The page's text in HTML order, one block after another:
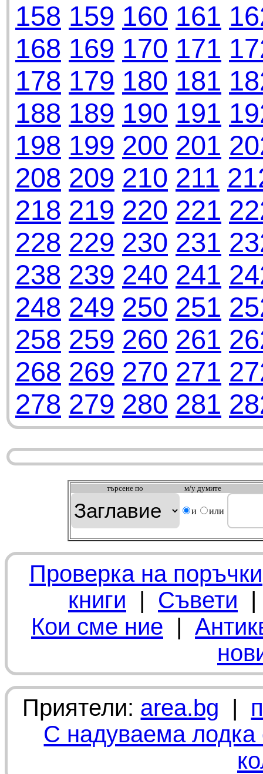
158 159 160 161
168 169 170 171
178 179 180 181
188 189 190 191
198 199 200 201
208 209 210 211
218 219 220 221
228 229 230 231
238 239 240 241
248 249 250 251
258 259 260 261
268 269 270 271
278 279 280 281
търсeне по м/у думите
и или
Проверка на поръчки
книги | Съвети
Кои сме ние |
Приятели: area.bg |
С надуваема лодка